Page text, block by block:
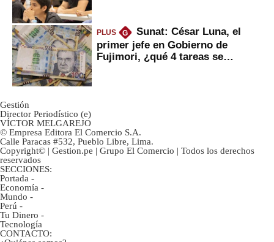
PLUS G
Sunat: César Luna, el
primer jefe en Gobierno de
Fujimori, ¿qué 4 tareas se
Gestión
Director Periodístico (e)
VÍCTOR MELGAREJO
© Empresa Editora El Comercio S.A.
Calle Paracas #532, Pueblo Libre, Lima.
Copyright© | Gestion.pe | Grupo El Comercio | Todos los derechos
reservados
SECCIONES:
Portada -
Economía -
Mundo -
Perú -
Tu Dinero -
Tecnología
CONTACTO: